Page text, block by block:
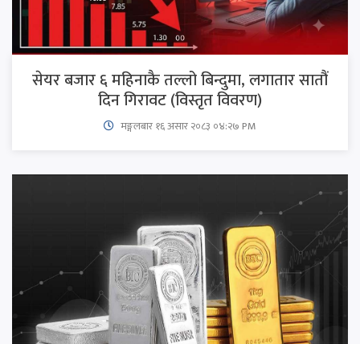
सेयर बजार ६ महिनाकै तल्लो बिन्दुमा, लगातार सातौं
दिन गिरावट (विस्तृत विवरण)
मङ्गलबार १६ असार २०८३ ०४:२७ PM